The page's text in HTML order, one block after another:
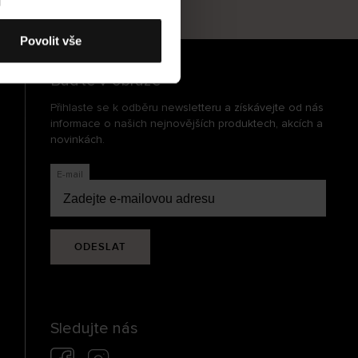
Povolit vše
Buďte v obraze
Přihlaste se k odběru newsletteru a získávejte od nás
informace o našich nejnovějších produktech, akcích a
novinkách.
E-mail
ODESLAT
Sledujte nás